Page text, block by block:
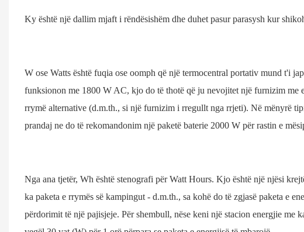
Ky është një dallim mjaft i rëndësishëm dhe duhet pasur parasysh kur
W ose Watts është fuqia ose oomph që një termocentral portativ mund t'i
funksionon me 1800 W AC, kjo do të thotë që ju nevojitet një furnizim
rrymë alternative (d.m.th., si një furnizim i rregullt nga rrjeti). Në mënyrë
prandaj ne do të rekomandonim një paketë baterie 2000 W për rastin e
Nga ana tjetër, Wh është stenografi për Watt Hours. Kjo është një njësi
ka paketa e rrymës së kampingut - d.m.th., sa kohë do të zgjasë paketa e
përdorimit të një pajisjeje. Për shembull, nëse keni një stacion energjie